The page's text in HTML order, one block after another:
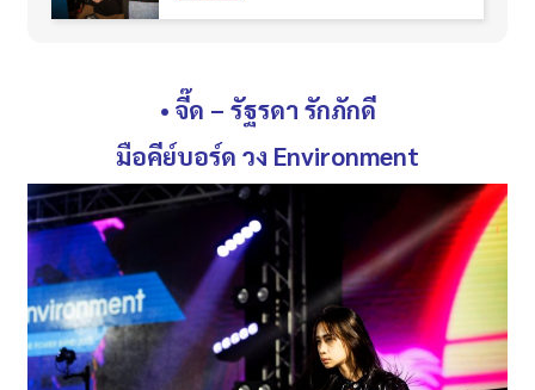
• จี๊ด – รัฐรดา รักภักดี
มือคีย์บอร์ด วง Environment